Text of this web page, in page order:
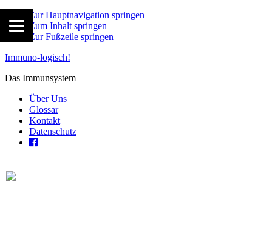
Zur Hauptnavigation springen
Zum Inhalt springen
Zur Fußzeile springen
Immuno-logisch!
Das Immunsystem
Über Uns
Glossar
Kontakt
Datenschutz